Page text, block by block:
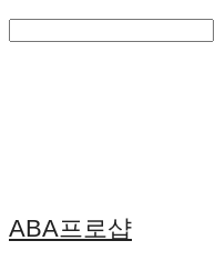
ABA프로샵